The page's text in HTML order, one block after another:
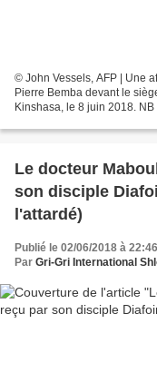
© John Vessels, AFP | Une
Pierre Bemba devant le
Kinshasa, le 8 juin 2018.
Le docteur
son disciple
l'attardé)
Publié le 02/06/2018 à 22:46
Par Gri-Gri International